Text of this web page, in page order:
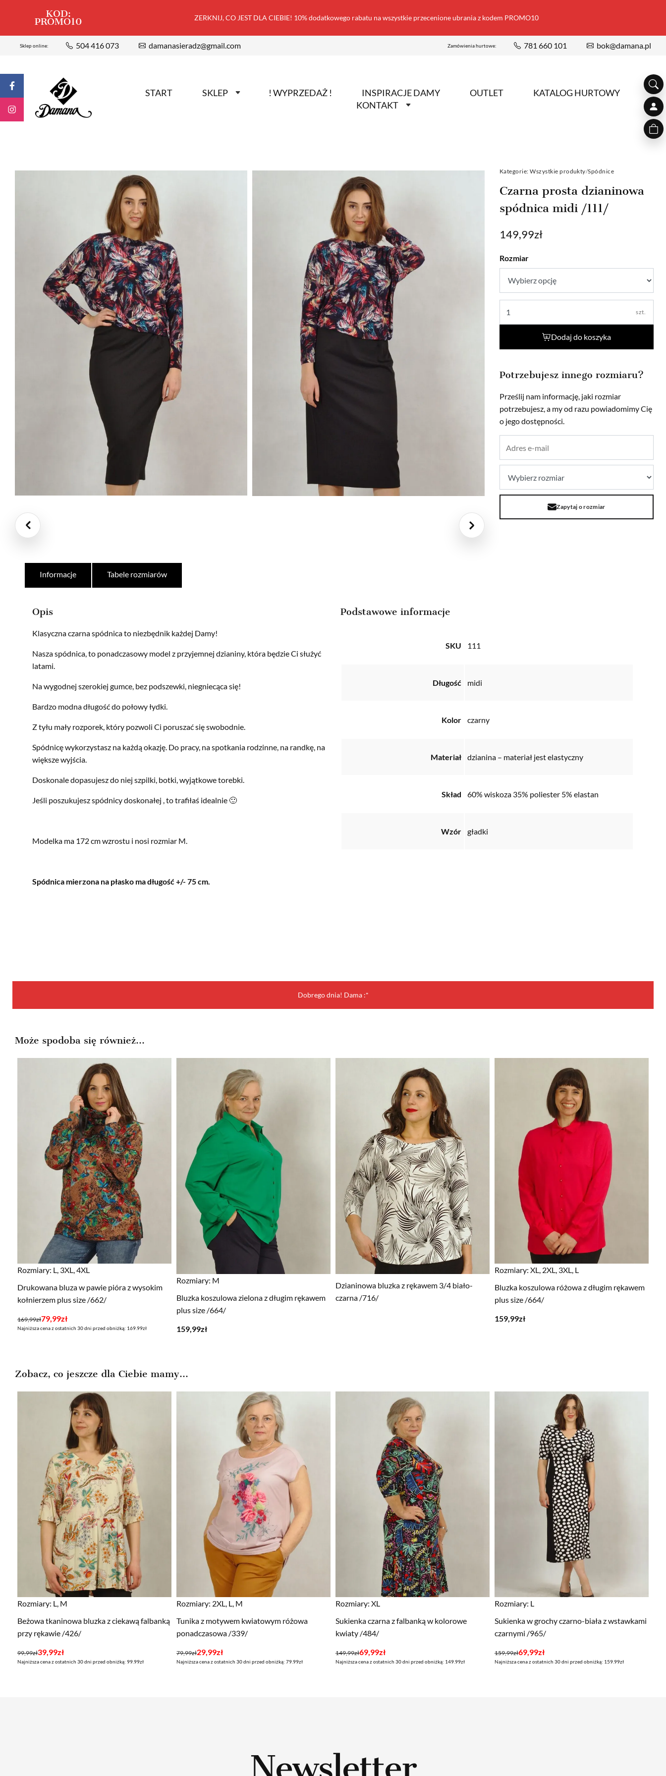
KOD:
PROMO10 ZERKNIJ, CO JEST DLA CIEBIE! 10% dodatkowego rabatu na wszystkie przecenione ubrania z kodem PROMO10
Sklep online: 504 416 073 damanasieradz@gmail.com Zamówienia hurtowe: 781 660 101 bok@damana.pl
START SKLEP ! WYPRZEDAŻ ! INSPIRACJE DAMY OUTLET
KATALOG HURTOWY
KONTAKT
Kategorie: Wszystkie produkty/Spódnice
Czarna prosta dzianinowa
spódnica midi /111/
149,99zł
Rozmiar
szt.
Dodaj do koszyka
Potrzebujesz innego rozmiaru?
Prześlij nam informację, jaki rozmiar
potrzebujesz, a my od razu powiadomimy Cię
o jego dostępności.
Zapytaj o rozmiar
Informacje Tabele rozmiarów
Opis
Klasyczna czarna spódnica to niezbędnik każdej Damy!
Nasza spódnica, to ponadczasowy model z przyjemnej dzianiny, która będzie Ci służyć
latami.
Na wygodnej szerokiej gumce, bez podszewki, niegniecąca się!
Bardzo modna długość do połowy łydki.
Z tyłu mały rozporek, który pozwoli Ci poruszać się swobodnie.
Spódnicę wykorzystasz na każdą okazję. Do pracy, na spotkania rodzinne, na randkę, na
większe wyjścia.
Doskonale dopasujesz do niej szpilki, botki, wyjątkowe torebki.
Jeśli poszukujesz spódnicy doskonałej , to trafiłaś idealnie 🙂
Modelka ma 172 cm wzrostu i nosi rozmiar M.
Spódnica mierzona na płasko ma długość +/- 75 cm.
Podstawowe informacje
SKU 111
Długość midi
Kolor czarny
Materiał dzianina – materiał jest elastyczny
Skład 60% wiskoza 35% poliester 5% elastan
Wzór gładki
Dobrego dnia! Dama :*
Może spodoba się również…
Rozmiary: L, 3XL, 4XL
Drukowana bluza w pawie pióra z wysokim
kołnierzem plus size /662/
169,99zł
Pierwotna
cena
79,99zł
Aktualna
cena
Najniższa cena z ostatnich 30 dni przed obniżką: 169.99zł
Rozmiary: M
Bluzka koszulowa zielona z długim rękawem
plus size /664/
159,99zł
Dzianinowa bluzka z rękawem 3/4 biało-
czarna /716/
Rozmiary: XL, 2XL, 3XL, L
Bluzka koszulowa różowa z długim rękawem
plus size /664/
159,99zł
Zobacz, co jeszcze dla Ciebie mamy...
Rozmiary: L, M
Beżowa tkaninowa bluzka z ciekawą falbanką
przy rękawie /426/
99,99zł
Pierwotna
cena
39,99zł
Aktualna
cena
Najniższa cena z ostatnich 30 dni przed obniżką: 99.99zł
Rozmiary: 2XL, L, M
Tunika z motywem kwiatowym różowa
ponadczasowa /339/
79,99zł
Pierwotna
cena
29,99zł
Aktualna
cena
Najniższa cena z ostatnich 30 dni przed obniżką: 79.99zł
Rozmiary: XL
Sukienka czarna z falbanką w kolorowe
kwiaty /484/
149,99zł
Pierwotna
cena
69,99zł
Aktualna
cena
Najniższa cena z ostatnich 30 dni przed obniżką: 149.99zł
Rozmiary: L
Sukienka w grochy czarno-biała z wstawkami
czarnymi /965/
159,99zł
Pierwotna
cena
69,99zł
Aktualna
cena
Najniższa cena z ostatnich 30 dni przed obniżką: 159.99zł